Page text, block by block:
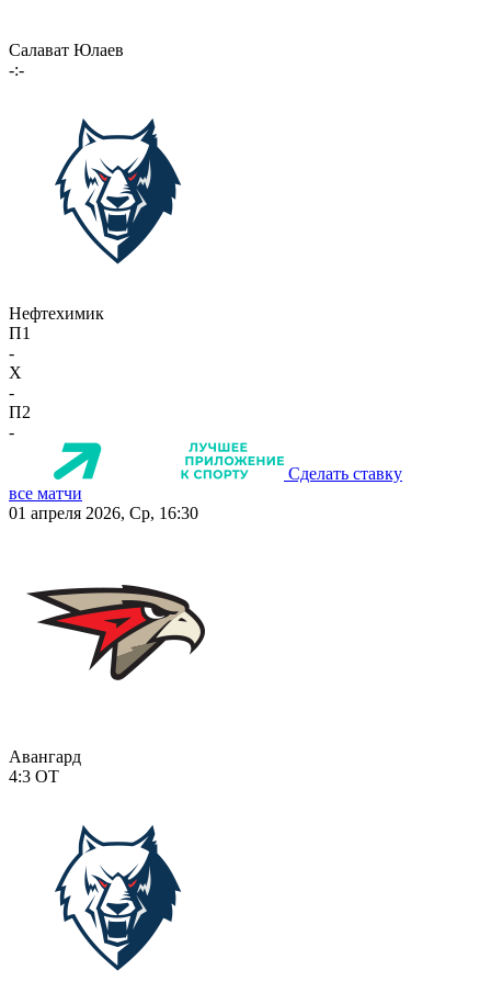
Салават Юлаев
-:-
Нефтехимик
П1
-
X
-
П2
-
Сделать ставку
все матчи
01 апреля 2026, Ср, 16:30
Авангард
4:3 ОТ